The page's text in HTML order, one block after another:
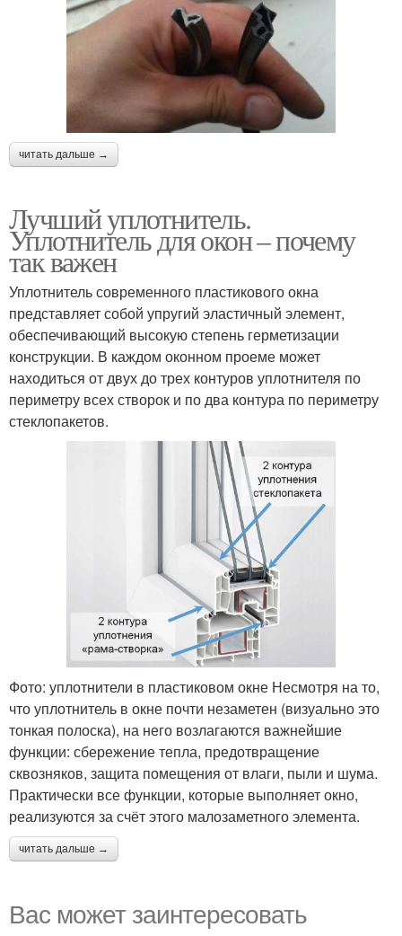
читать дальше →
Лучший уплотнитель.
Уплотнитель для окон – почему
так важен
Уплотнитель современного пластикового окна
представляет собой упругий эластичный элемент,
обеспечивающий высокую степень герметизации
конструкции. В каждом оконном проеме может
находиться от двух до трех контуров уплотнителя по
периметру всех створок и по два контура по периметру
стеклопакетов.
Фото: уплотнители в пластиковом окне Несмотря на то,
что уплотнитель в окне почти незаметен (визуально это
тонкая полоска), на него возлагаются важнейшие
функции: сбережение тепла, предотвращение
сквозняков, защита помещения от влаги, пыли и шума.
Практически все функции, которые выполняет окно,
реализуются за счёт этого малозаметного элемента.
читать дальше →
Вас может заинтересовать